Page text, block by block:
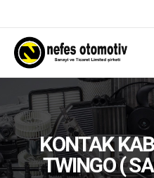
KONTAK
TWINGO (